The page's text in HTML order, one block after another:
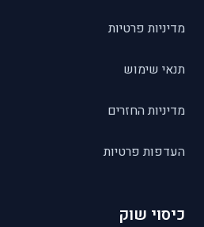
מדיניות פרטיות
תנאי שימוש
מדיניות החזרים
העדפות פרטיות
כיסוי שוק